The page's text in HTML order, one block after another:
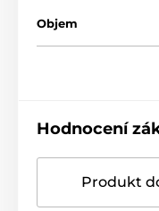
Objem
Hodnocení
Produkt